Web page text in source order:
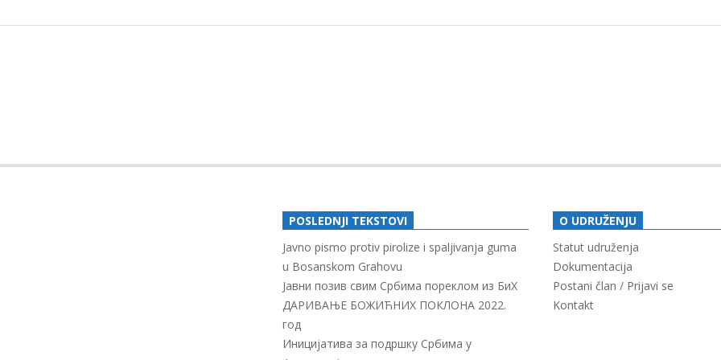
BOSANSKOG
POSLEDNJI TEKSTOVI
Javno pismo protiv pirolize i spaljivanja guma
u Bosanskom Grahovu
Јавни позив свим Србима пореклом из БиХ
ДАРИВАЊЕ БОЖИЋНИХ ПОКЛОНА 2022.
год
Иницијатива за подршку Србима у
O UDRUŽENJU
Statut udruženja
Dokumentacija
Postani član / Prijavi se
Kontakt